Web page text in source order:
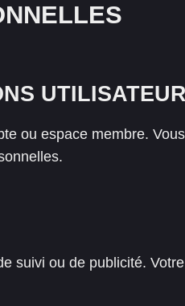
UTILISATEUR
ou espace membre. Vous
suivi ou de publicité. Votre